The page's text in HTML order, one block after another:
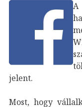
A
jelent.
Most, hogy